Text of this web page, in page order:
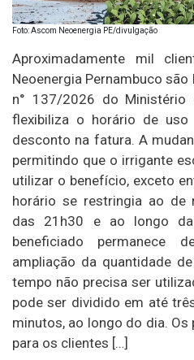
Foto: Ascom Neoenergia PE/divulgação
Aproximadamente mil
Neoenergia Pernambuco
n° 137/2026 do Ministério
flexibiliza o horário de
desconto na fatura. A
permitindo que o irrigante
utilizar o benefício, exceto
horário se restringia ao de
das 21h30 e ao longo
beneficiado
ampliação da quantidade
tempo não precisa ser
pode ser dividido em até
minutos, ao longo do dia.
para os clientes […]